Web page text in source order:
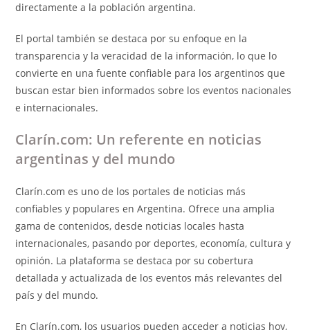
directamente a la población argentina.
El portal también se destaca por su enfoque en la
transparencia y la veracidad de la información, lo que lo
convierte en una fuente confiable para los argentinos que
buscan estar bien informados sobre los eventos nacionales
e internacionales.
Clarín.com: Un referente en noticias
argentinas y del mundo
Clarín.com es uno de los portales de noticias más
confiables y populares en Argentina. Ofrece una amplia
gama de contenidos, desde noticias locales hasta
internacionales, pasando por deportes, economía, cultura y
opinión. La plataforma se destaca por su cobertura
detallada y actualizada de los eventos más relevantes del
país y del mundo.
En Clarín.com, los usuarios pueden acceder a noticias hoy,